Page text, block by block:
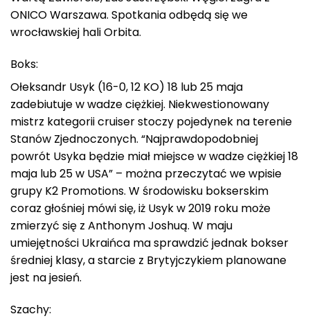
ONICO Warszawa. Spotkania odbędą się we
wrocławskiej hali Orbita.
Boks:
Ołeksandr Usyk (16-0, 12 KO) 18 lub 25 maja
zadebiutuje w wadze ciężkiej. Niekwestionowany
mistrz kategorii cruiser stoczy pojedynek na terenie
Stanów Zjednoczonych. “Najprawdopodobniej
powrót Usyka będzie miał miejsce w wadze ciężkiej 18
maja lub 25 w USA” – można przeczytać we wpisie
grupy K2 Promotions. W środowisku bokserskim
coraz głośniej mówi się, iż Usyk w 2019 roku może
zmierzyć się z Anthonym Joshuą. W maju
umiejętności Ukraińca ma sprawdzić jednak bokser
średniej klasy, a starcie z Brytyjczykiem planowane
jest na jesień.
Szachy: